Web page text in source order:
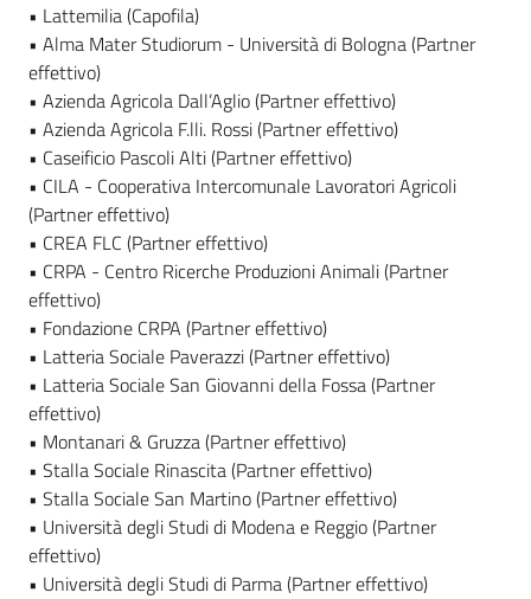
• Lattemilia (Capofila)
• Alma Mater Studiorum - Università di Bologna (Partner
effettivo)
• Azienda Agricola Dall’Aglio (Partner effettivo)
• Azienda Agricola F.lli. Rossi (Partner effettivo)
• Caseificio Pascoli Alti (Partner effettivo)
• CILA - Cooperativa Intercomunale Lavoratori Agricoli
(Partner effettivo)
• CREA FLC (Partner effettivo)
• CRPA - Centro Ricerche Produzioni Animali (Partner
effettivo)
• Fondazione CRPA (Partner effettivo)
• Latteria Sociale Paverazzi (Partner effettivo)
• Latteria Sociale San Giovanni della Fossa (Partner
effettivo)
• Montanari & Gruzza (Partner effettivo)
• Stalla Sociale Rinascita (Partner effettivo)
• Stalla Sociale San Martino (Partner effettivo)
• Università degli Studi di Modena e Reggio (Partner
effettivo)
• Università degli Studi di Parma (Partner effettivo)